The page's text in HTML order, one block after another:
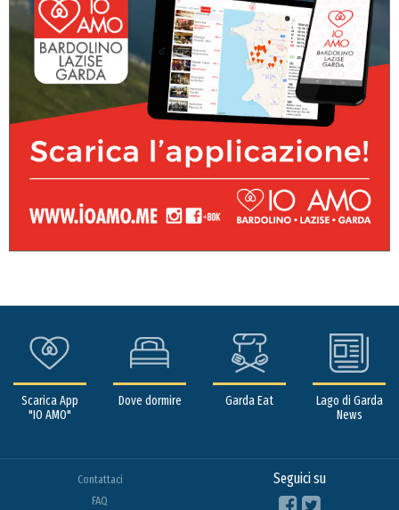
Scarica App
"IO AMO"
Dove dormire Garda Eat
Lago di Garda
News
Contattaci
FAQ
Seguici su